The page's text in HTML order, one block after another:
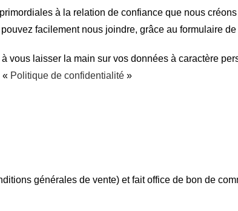
à la relation de confiance que nous
facilement nous joindre, grâce au formulaire de
vous laisser la main sur vos données à caractère
« Politique de confidentialité »
générales de vente) et fait office de bon de